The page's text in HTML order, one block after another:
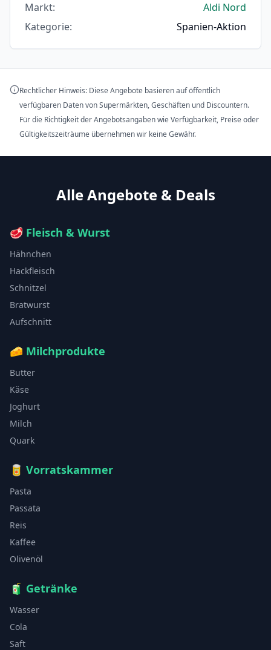
Markt:
Aldi Nord
Kategorie: Spanien-Aktion
Rechtlicher Hinweis: Diese Angebote basieren auf öffentlich
verfügbaren Daten von Supermärkten, Geschäften und Discountern.
Für die Richtigkeit der Angebotsangaben wie Verfügbarkeit, Preise oder
Gültigkeitszeiträume übernehmen wir keine Gewähr.
Alle Angebote & Deals
🥩 Fleisch & Wurst
Hähnchen
Hackfleisch
Schnitzel
Bratwurst
Aufschnitt
🧀 Milchprodukte
Butter
Käse
Joghurt
Milch
Quark
🥫 Vorratskammer
Pasta
Passata
Reis
Kaffee
Olivenöl
🧃 Getränke
Wasser
Cola
Saft